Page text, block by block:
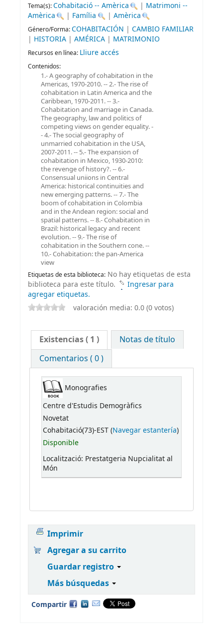
Tema(s):Cohabitació -- Amèrica | Matrimoni --
Amèrica
| Família | Amèrica
Género/Forma:COHABITACIÓN | CAMBIO FAMILIAR
| HISTORIA | AMÉRICA | MATRIMONIO
Recursos en línea: Lliure accés
Contenidos:
1.- A geography of cohabitation in the
Americas, 1970-2010. -- 2.- The rise of
cohabitation in Latin America and the
Caribbean, 1970-2011. -- 3.-
Cohabitation and marriage in Canada.
The geography, law and politics of
competing views on gender equality. -
- 4.- The social geography of
unmarried cohabitation in the USA,
2007-2011. -- 5.- The expansion of
cohabitation in Mexico, 1930-2010:
the revenge of history?. -- 6.-
Consensual uniions in Central
America: historical continuities and
new emerging patterns. -- 7.- The
boom of cohabitation in Colombia
and in the Andean region: social and
spatial patterns. -- 8.- Cohabitation in
Brazil: historical legacy and recent
evolution. -- 9.- The rise of
cohabitation in the Southern cone. --
10.- Cohabitation: the pan-America
view
Etiquetas de esta biblioteca: No hay etiquetas de esta
biblioteca para este título.
Ingresar para
agregar etiquetas.
valoración media: 0.0 (0 votos)
Existencias( 1 )
Notas de título
Comentarios ( 0 )
Monografies
Centre d'Estudis Demogràfics
Novetat
Cohabitació(73)-EST (Navegar estantería)
Disponible
Localització: Prestatgeria Nupcialitat al
Món
Imprimir
Agregar a su carrito
Guardar registro
Más búsquedas
Compartir